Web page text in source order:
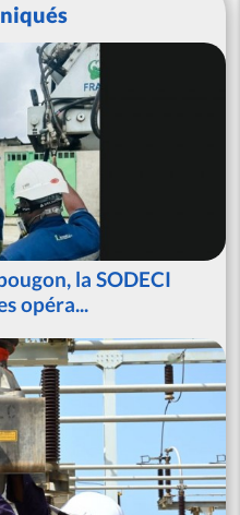
la SODECI
opéra...